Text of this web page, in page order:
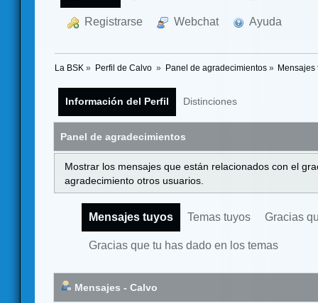
Registrarse Webchat Ayuda
La BSK » Perfil de Calvo » Panel de agradecimientos» Mensajes
Información del Perfil Distinciones
Panel de agradecimientos
Mostrar los mensajes que están relacionados con el
agradecimiento otros usuarios.
Mensajes tuyos Temas tuyos Gracias
Gracias que tu has dado en los temas
Mensajes - Calvo